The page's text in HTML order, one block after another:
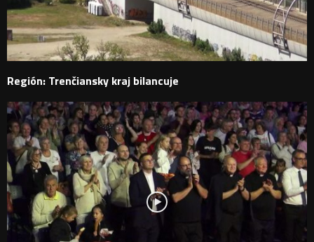
Región: Trenčiansky kraj bilancuje